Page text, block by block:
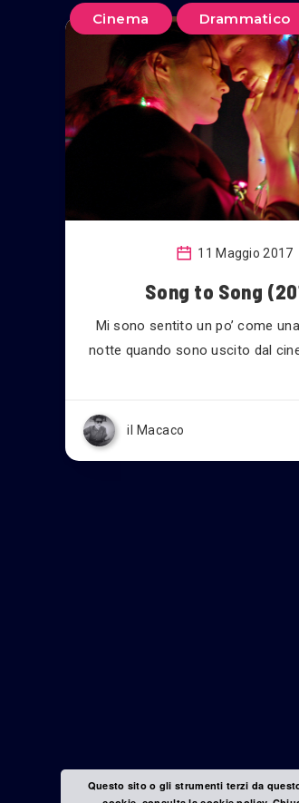
Cinema Drammatico
11 Maggio 2017
Song to Song
Mi sono sentito un po’ come
notte quando sono uscito dal
il Macaco
Questo sito o gli strumenti terzi da